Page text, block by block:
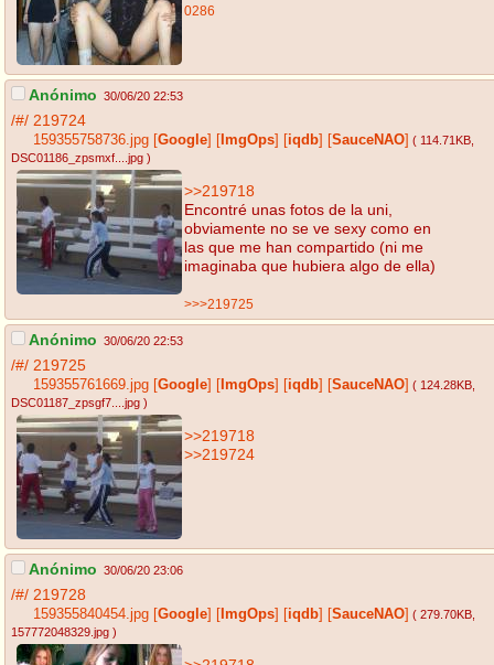
0286
Anónimo 30/06/20 22:53
/#/ 219724
159355758736.jpg Google ImgOps iqdb SauceNAO ( 114.71KB
DSC01186_zpsmxf....jpg )
>>219718
Encontré unas fotos de la uni,
obviamente no se ve sexy como en
las que me han compartido (ni me
imaginaba que hubiera algo de ella)
>>>219725
Anónimo 30/06/20 22:53
/#/ 219725
159355761669.jpg Google ImgOps iqdb SauceNAO ( 124.28KB
DSC01187_zpsgf7....jpg )
>>219718
>>219724
Anónimo 30/06/20 23:06
/#/ 219728
159355840454.jpg Google ImgOps iqdb SauceNAO ( 279.70KB
157772048329.jpg )